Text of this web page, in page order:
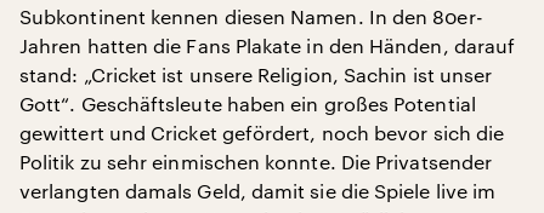
Subkontinent kennen diesen Namen. In den 80er-
Jahren hatten die Fans Plakate in den Händen, darauf
stand: „Cricket ist unsere Religion, Sachin ist unser
Gott“. Geschäftsleute haben ein großes Potential
gewittert und Cricket gefördert, noch bevor sich die
Politik zu sehr einmischen konnte. Die Privatsender
verlangten damals Geld, damit sie die Spiele live im